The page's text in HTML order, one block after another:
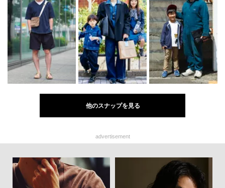
他のスナップを見る
advertisement